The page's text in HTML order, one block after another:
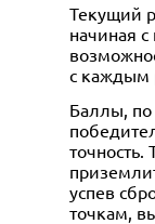
Текущий
начиная
с каждым
Баллы, по
успев
точкам,